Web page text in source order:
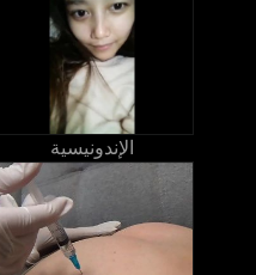
الإندونيسية